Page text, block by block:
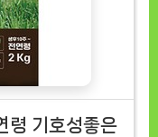
령 기호성좋은